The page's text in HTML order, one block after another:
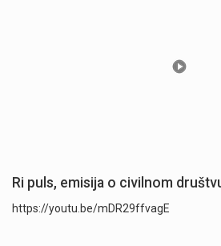
Ri puls, emisija o civilnom
https://youtu.be/mDR29ffvagE